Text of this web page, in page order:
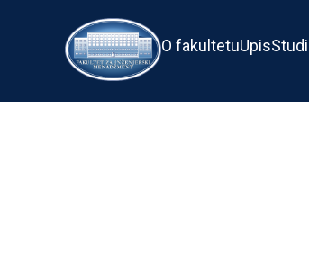
O fakultetuUpis